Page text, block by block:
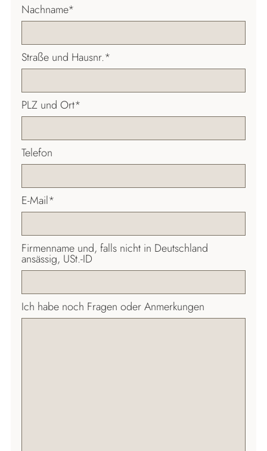
Pflichtfeld
Nachname*
Pflichtfeld
Straße und Hausnr.*
Pflichtfeld
PLZ und Ort*
Telefon
Pflichtfeld
E-Mail*
Firmenname und, falls nicht in Deutschland
ansässig, USt.-ID
Ich habe noch Fragen oder Anmerkungen